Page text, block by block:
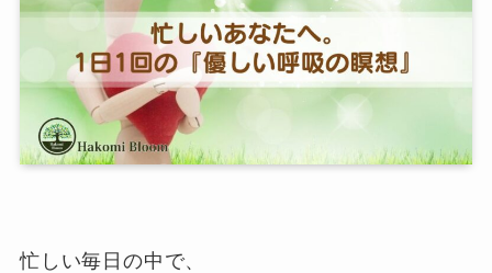
忙しい毎日の中で、